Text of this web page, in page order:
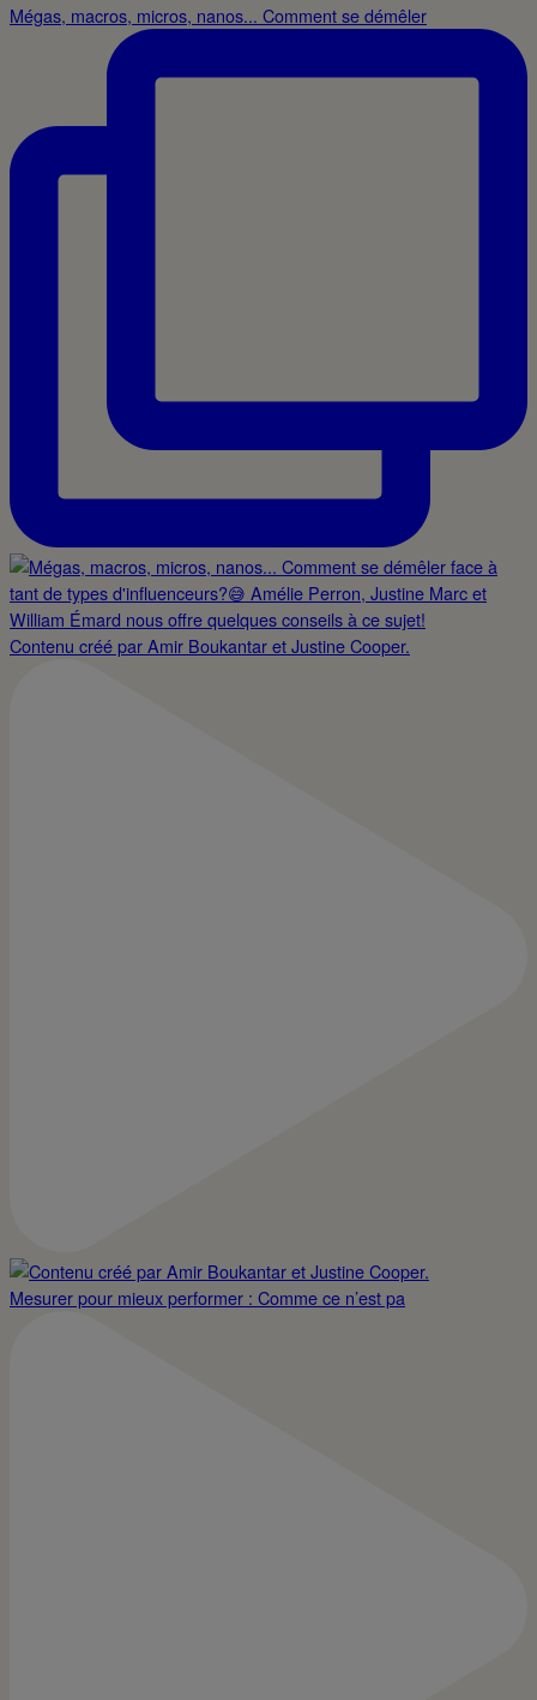
Mégas, macros, micros, nanos... Comment se démêler
Contenu créé par Amir Boukantar et Justine Cooper.
Mesurer pour mieux performer : Comme ce n’est pa